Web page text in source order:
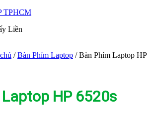
TPHCM
Liền
/ Bàn Phím Laptop /Bàn Phím Laptop HP
HP 6520s